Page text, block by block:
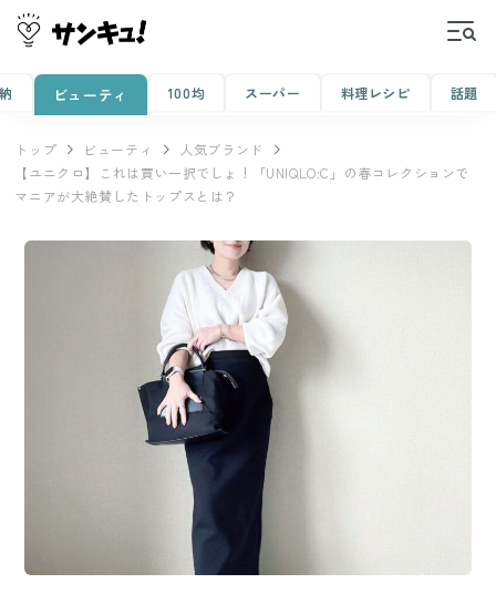
ビューティ 100均 スーパー 料理レシピ 話題
トップ ビューティ
人気ブランド
【ユニクロ】これは買い一択でしょ！「UNIQLO:C」の春コレクションで
マニアが大絶賛したトップスとは？